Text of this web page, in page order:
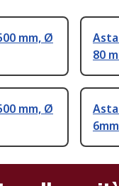
mm, Ø
80
mm, Ø
6mm